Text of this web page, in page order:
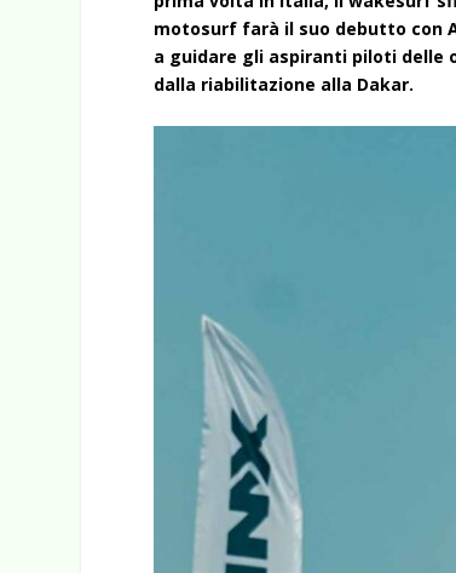
motosurf farà il suo debutto con
a guidare gli aspiranti piloti delle
dalla riabilitazione alla Dakar.